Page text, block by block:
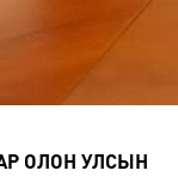
ОЛОН УЛСЫН